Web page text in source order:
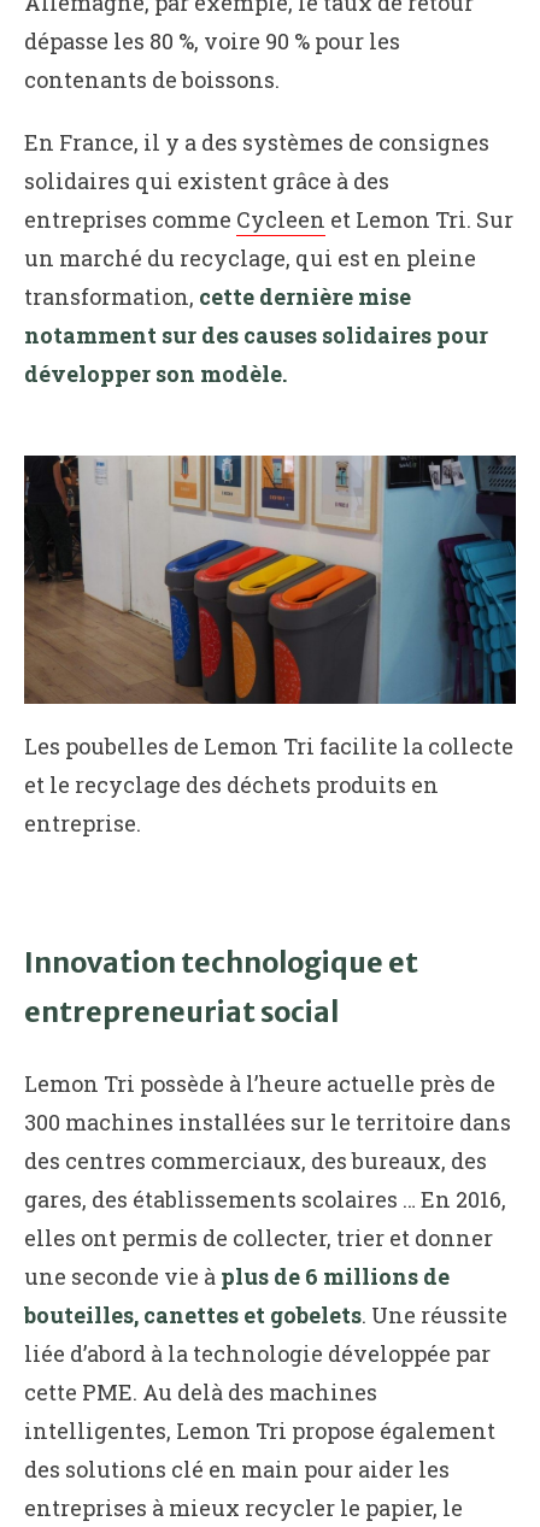
dépasse les 80 %, voire 90 % pour les
contenants de boissons.
En France, il y a des systèmes de consignes
solidaires qui existent grâce à des
entreprises comme Cycleen et Lemon Tri. Sur
un marché du recyclage, qui est en pleine
transformation, cette dernière mise
notamment sur des causes solidaires pour
développer son modèle.
Les poubelles de Lemon Tri facilite la collecte
et le recyclage des déchets produits en
entreprise.
Innovation technologique et
entrepreneuriat social
Lemon Tri possède à l’heure actuelle près de
300 machines installées sur le territoire dans
des centres commerciaux, des bureaux, des
gares, des établissements scolaires … En 2016,
elles ont permis de collecter, trier et donner
une seconde vie à plus de 6 millions de
bouteilles, canettes et gobelets. Une réussite
liée d’abord à la technologie développée par
cette PME. Au delà des machines
intelligentes, Lemon Tri propose également
des solutions clé en main pour aider les
entreprises à mieux recycler le papier, le